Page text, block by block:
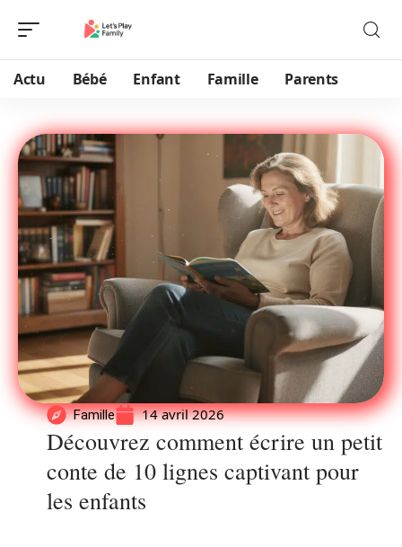
Actu Bébé Enfant Famille Parents
Famille 14 avril 2026
Découvrez comment écrire un petit
conte de 10 lignes captivant pour
les enfants